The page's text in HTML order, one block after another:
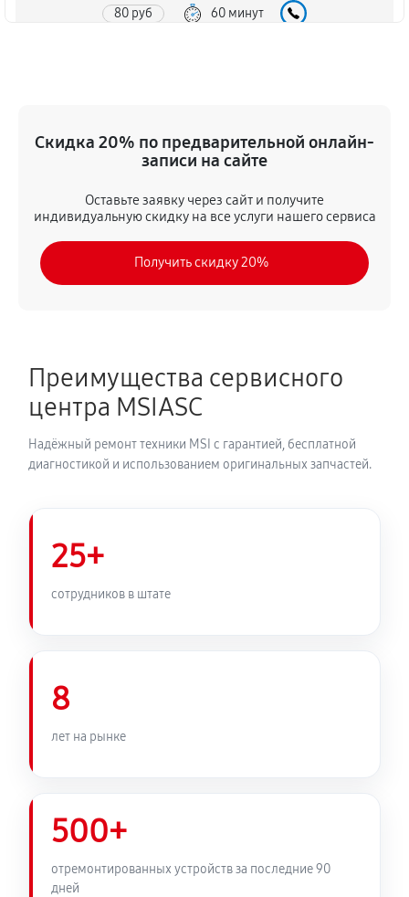
80 руб 60 минут
Скидка 20% по предварительной онлайн-
записи на сайте
Оставьте заявку через сайт и получите
индивидуальную скидку на все услуги нашего сервиса
Получить скидку 20%
Преимущества сервисного
центра MSIASC
Надёжный ремонт техники MSI с гарантией, бесплатной
диагностикой и использованием оригинальных запчастей.
25+
сотрудников в штате
8
лет на рынке
500+
отремонтированных устройств за последние 90
дней